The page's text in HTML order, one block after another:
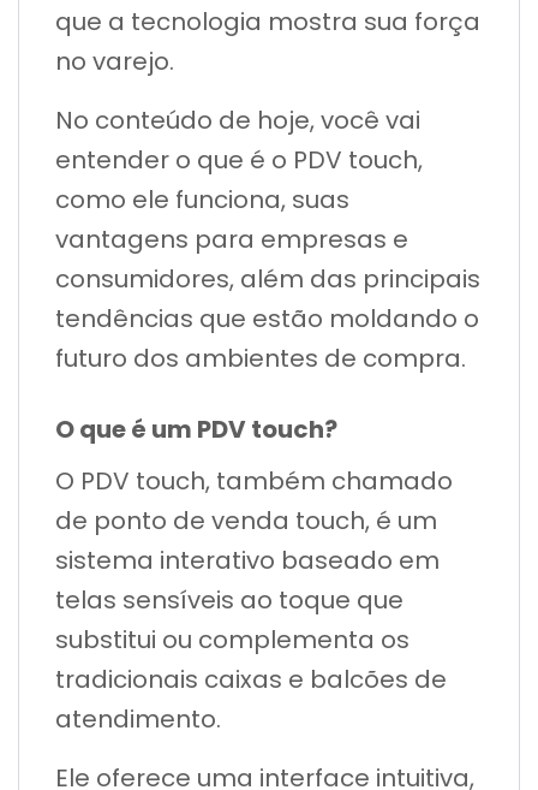
que a tecnologia mostra sua força
no varejo.
No conteúdo de hoje, você vai
entender o que é o PDV touch,
como ele funciona, suas
vantagens para empresas e
consumidores, além das principais
tendências que estão moldando o
futuro dos ambientes de compra.
O que é um PDV touch?
O PDV touch, também chamado
de ponto de venda touch, é um
sistema interativo baseado em
telas sensíveis ao toque que
substitui ou complementa os
tradicionais caixas e balcões de
atendimento.
Ele oferece uma interface intuitiva,